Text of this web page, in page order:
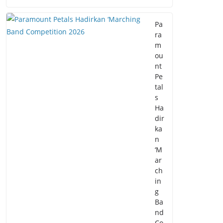
Pa
ra
m
ou
nt
Pe
tal
s
Ha
dir
ka
n
‘M
ar
ch
in
g
Ba
nd